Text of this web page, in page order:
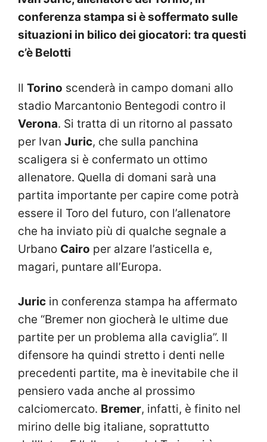
conferenza stampa si è soffermato sulle
situazioni in bilico dei giocatori: tra questi
c’è Belotti
Il Torino scenderà in campo domani allo
stadio Marcantonio Bentegodi contro il
Verona. Si tratta di un ritorno al passato
per Ivan Juric, che sulla panchina
scaligera si è confermato un ottimo
allenatore. Quella di domani sarà una
partita importante per capire come potrà
essere il Toro del futuro, con l’allenatore
che ha inviato più di qualche segnale a
Urbano Cairo per alzare l’asticella e,
magari, puntare all’Europa.
Juric in conferenza stampa ha affermato
che “Bremer non giocherà le ultime due
partite per un problema alla caviglia”. Il
difensore ha quindi stretto i denti nelle
precedenti partite, ma è inevitabile che il
pensiero vada anche al prossimo
calciomercato. Bremer, infatti, è finito nel
mirino delle big italiane, soprattutto